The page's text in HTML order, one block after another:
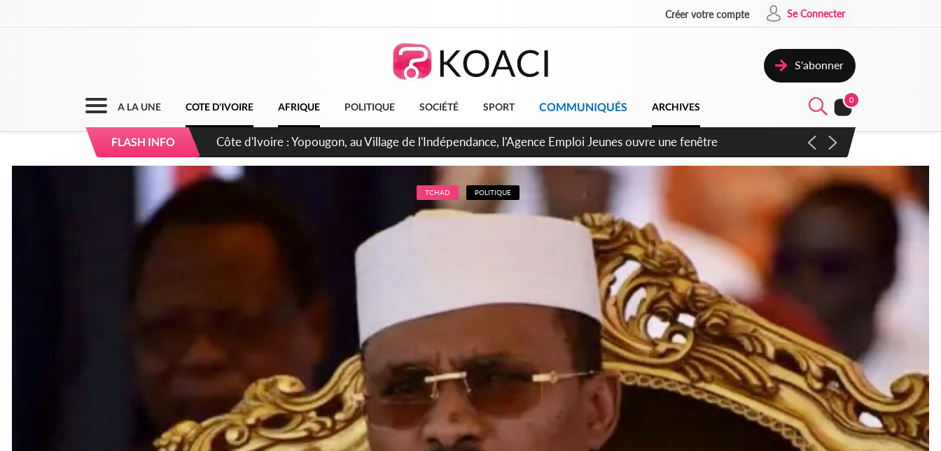
Créer votre compte Se Connecter
S'abonner
A LA UNE COTE D'IVOIRE AFRIQUE POLITIQUE SOCIÉTÉ SPORT COMMUNIQUÉS ARCHIVES
0
FLASH INFO
Côte d'Ivoire : CHU de Treichville, après la fronde, les agents contractuels obtiennent un accord avec la
direction sur les arriérés du SMIG 2023
TCHAD POLITIQUE